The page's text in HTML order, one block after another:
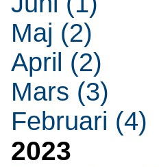
Maj (2)
April (2)
Mars (3)
Februari (4)
2023